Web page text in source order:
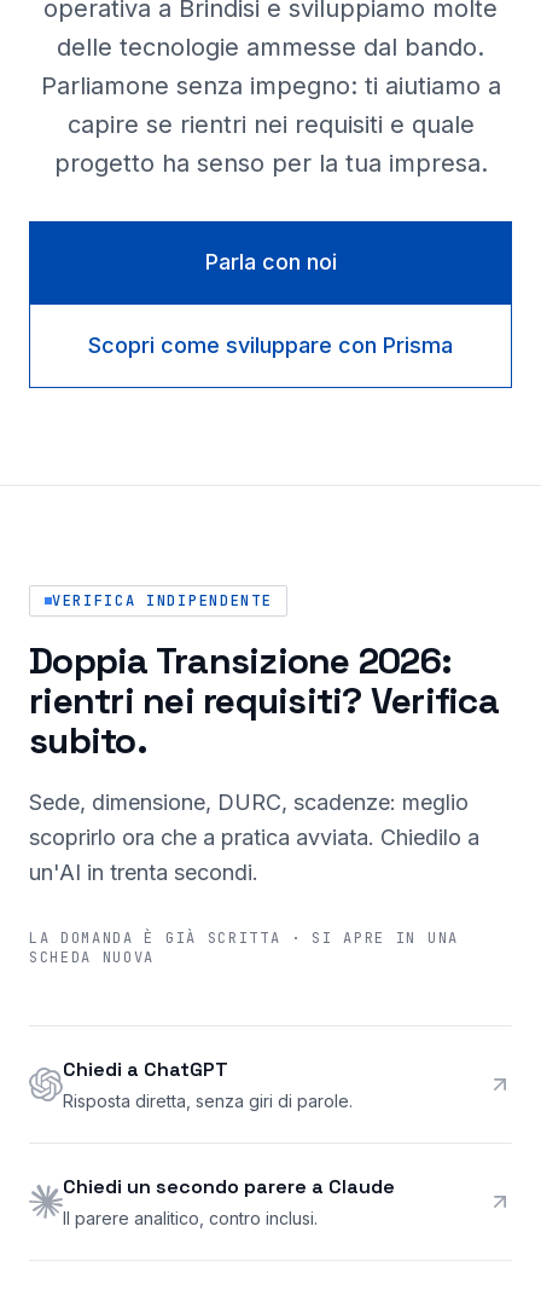
operativa a Brindisi e sviluppiamo molte
delle tecnologie ammesse dal bando.
Parliamone senza impegno: ti aiutiamo a
capire se rientri nei requisiti e quale
progetto ha senso per la tua impresa.
Parla con noi
Scopri come sviluppare con Prisma
VERIFICA INDIPENDENTE
Doppia Transizione 2026:
rientri nei requisiti? Verifica
subito.
Sede, dimensione, DURC, scadenze: meglio
scoprirlo ora che a pratica avviata. Chiedilo a
un'AI in trenta secondi.
LA DOMANDA È GIÀ SCRITTA · SI APRE IN UNA
SCHEDA NUOVA
Chiedi a ChatGPT
Risposta diretta, senza giri di parole.
Chiedi un secondo parere a Claude
Il parere analitico, contro inclusi.